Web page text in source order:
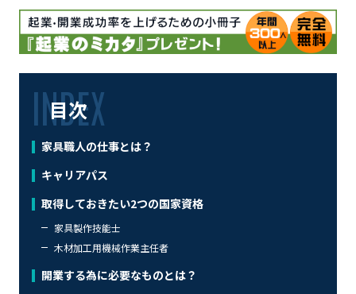
目次
家具職人の仕事とは？
キャリアパス
取得しておきたい2つの国家資格
家具製作技能士
木材加工用機械作業主任者
開業する為に必要なものとは？